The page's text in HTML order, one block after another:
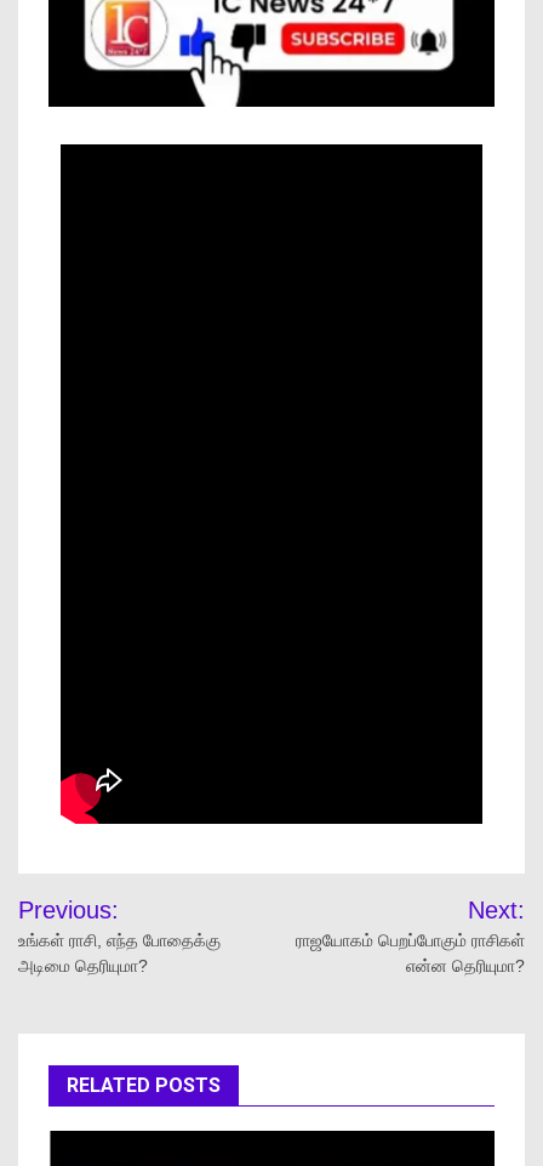
Previous:
உங்கள் ராசி, எந்த போதைக்கு
அடிமை தெரியுமா?
Next:
ராஜயோகம் பெறப்போகும் ராசிகள்
என்ன தெரியுமா?
RELATED POSTS